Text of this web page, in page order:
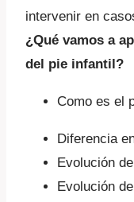
intervenir en
¿Qué vamos a
del pie infantil?
Como es el
Diferencia
Evolución
Evolución